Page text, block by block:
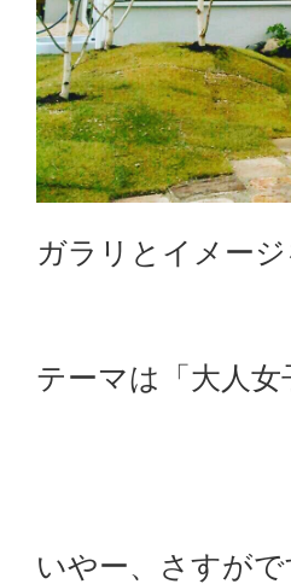
ガラリとイメー
テーマは「大人女
いやー、さすがで